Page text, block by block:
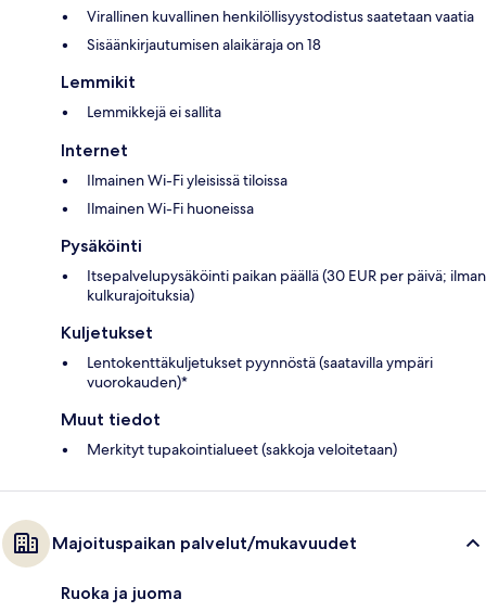
Virallinen kuvallinen henkilöllisyystodistus saatetaan vaatia
Sisäänkirjautumisen alaikäraja on 18
Lemmikit
Lemmikkejä ei sallita
Internet
Ilmainen Wi-Fi yleisissä tiloissa
Ilmainen Wi-Fi huoneissa
Pysäköinti
Itsepalvelupysäköinti paikan päällä (30 EUR per päivä; ilman
kulkurajoituksia)
Kuljetukset
Lentokenttäkuljetukset pyynnöstä (saatavilla ympäri
vuorokauden)*
Muut tiedot
Merkityt tupakointialueet (sakkoja veloitetaan)
Majoituspaikan palvelut/mukavuudet
Ruoka ja juoma